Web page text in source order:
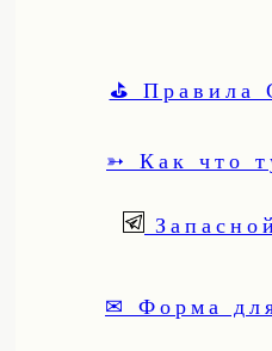
⛳ Правила
➳ Как что
✉ Форма